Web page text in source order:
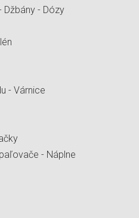
Džbány - Dózy
- Várnice
- Náplne